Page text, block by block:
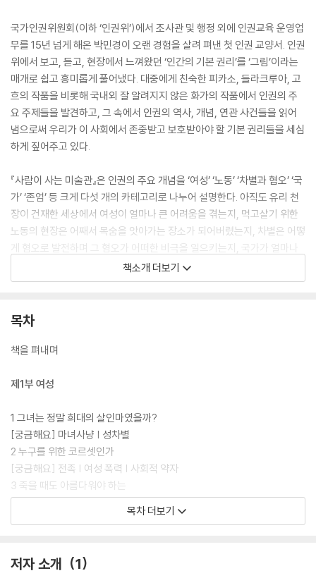
국가인권위원회(이하 ‘인권위’)에서 조사관 및 행정 외에 인권교육 운영업
무를 15년 넘게 해온 박민경이 오랜 경험을 살려 펴낸 첫 인권 교양서. 인권
위에서 보고, 듣고, 현장에서 느껴왔던 ‘인간의 기본 권리’를 ‘그림’이라는
매개로 쉽고 흥미롭게 풀어냈다. 대중에게 친숙한 피카소, 들라크루아, 고
흐의 작품을 비롯해 국내외 잘 알려지지 않은 화가의 작품에서 인권의 주
요 주제들을 발견하고, 그 속에서 인권의 역사, 개념, 연관 사건들을 읽어
냄으로써 우리가 이 사회에서 존중받고 보호받아야 할 기본 권리들을 세심
하게 짚어주고 있다.
『사람이 사는 미술관』은 인권의 주요 개념을 ‘여성’ ‘노동’ ‘차별과 혐오’ ‘국
가’ ‘존엄’ 등 크게 다섯 개의 카테고리로 나누어 설명한다. 아직도 유리 천
장이 건재한 세상에서 여성이 얼마나 큰 어려움을 겪는지, 먹고살기 위한
노동의 현장은 어째서 목숨을 앗아가는 장소가 되어버렸는지, 차별은 어떻
게 혐오로 발전하며 그 혐오가 어떠한 비극을 일으키는지, 국가가 얼마나
많은 인권유린을 자행했는지, 마지막으로 왜 인간의 존엄함은 존중받아야
하는지 등을 명화와 함께 재미있게 들려준다. 더불어 원고 말미에 ‘궁금해
게 설명함으로써 역사, 사회, 정치 등 인문학적 사고를 돕는다.
책소개 더보기
목차
책을 펴내며
제1부 여성
1 그녀는 정말 희대의 살인마였을까?
[궁금해요] 마녀사냥 | 성차별
2 누구를 위한 코르셋인가
[궁금해요] 전족 | 여성 폭력 | 사회적 약자
3 죽을 때도 아름다워야 하는
[궁금해요] 항공사 승무원 복장 규정 국가인권위원회 진정 사건 | 여성의
5 성냥팔이 소녀의 죽음
목차 더보기
저자 소개 1